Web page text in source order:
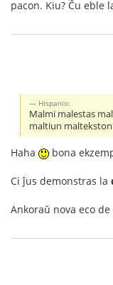
pacon. Kiu? Ĉu eble
Hispanio:
Malmi malestas
maltiun
Haha bona
Ci ĵus demonstras la
Ankoraŭ nova eco de